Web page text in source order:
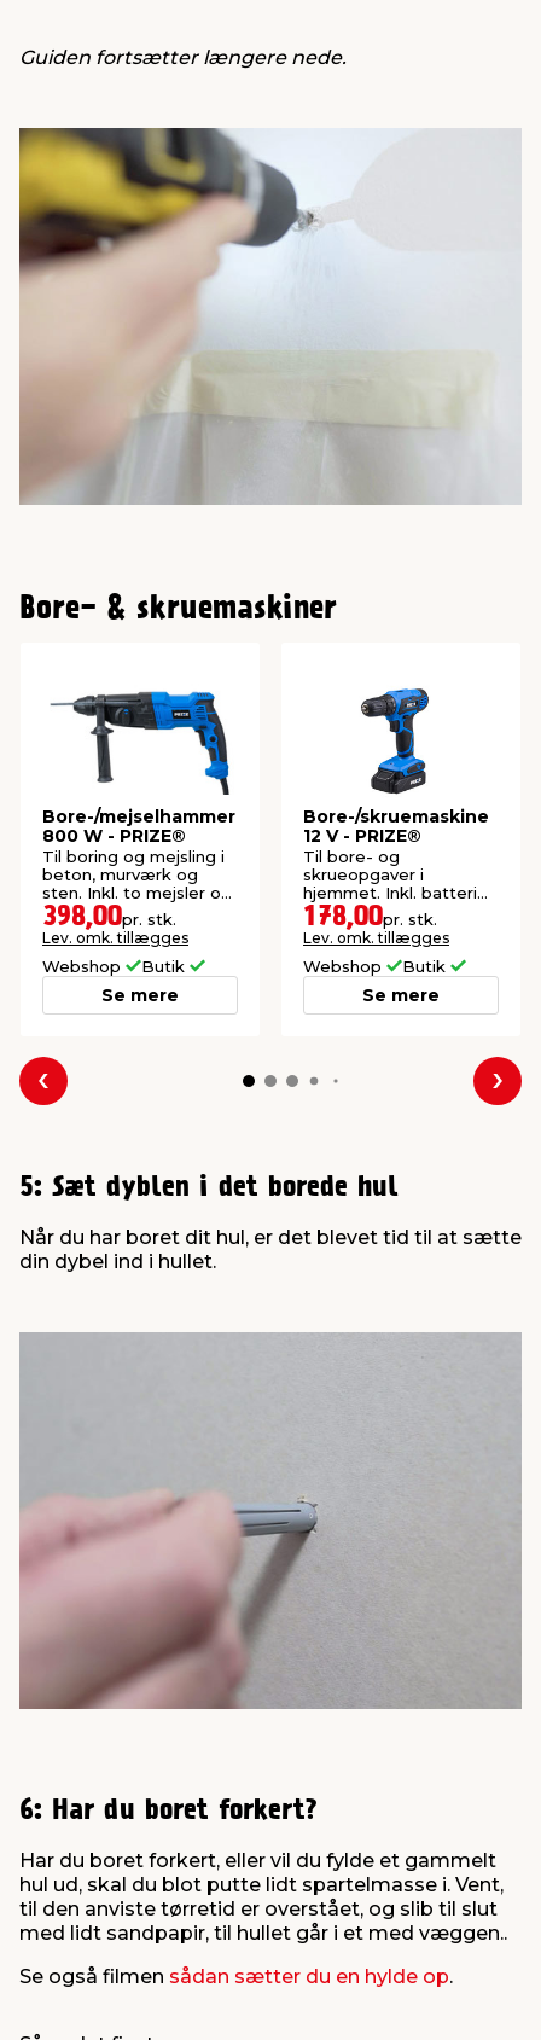
Guiden fortsætter længere nede.
Bore- & skruemaskiner
Bore-/mejselhammer
800 W - PRIZE®
Til boring og mejsling i
beton, murværk og
sten. Inkl. to mejsler og
tre slagbor.
398,00pr. stk.
Lev. omk. tillægges
Webshop Butik
Se mere
Bore-/skruemaskine
12 V - PRIZE®
Til bore- og
skrueopgaver i
hjemmet. Inkl. batteri
og lader.
178,00pr. stk.
Lev. omk. tillægges
Webshop Butik
Se mere
Forrige
5: Sæt dyblen i det borede hul
Når du har boret dit hul, er det blevet tid til at sætte
din dybel ind i hullet.
6: Har du boret forkert?
Har du boret forkert, eller vil du fylde et gammelt
hul ud, skal du blot putte lidt spartelmasse i. Vent,
til den anviste tørretid er overstået, og slib til slut
med lidt sandpapir, til hullet går i et med væggen..
Se også filmen sådan sætter du en hylde op.